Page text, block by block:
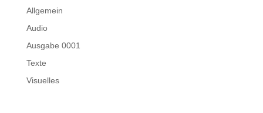
Allgemein
Audio
Ausgabe 0001
Texte
Visuelles